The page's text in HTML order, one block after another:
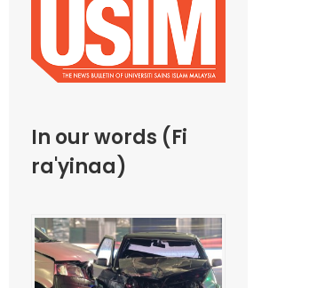
In our words (Fi
ra'yinaa)